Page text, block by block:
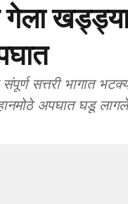
सत्तरी भागात
अपघात घडू